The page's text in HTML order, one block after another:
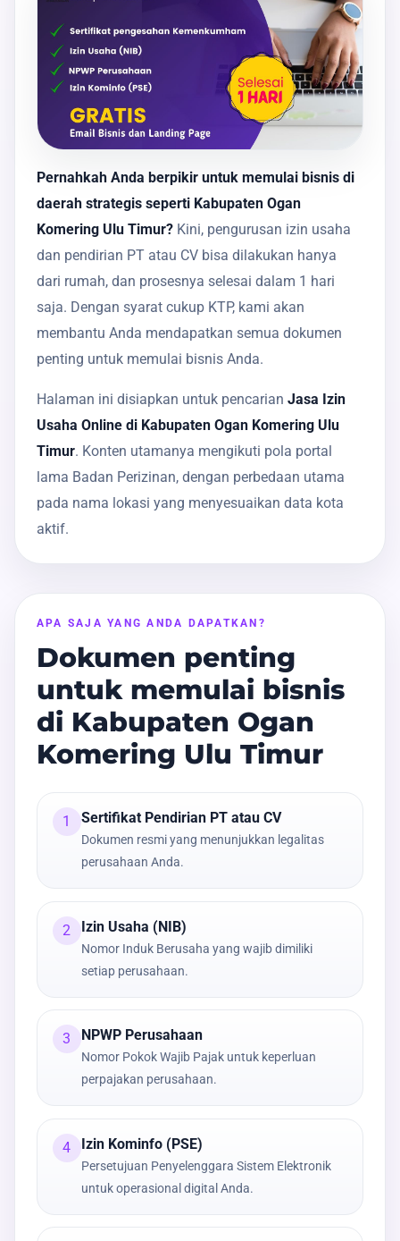
Pernahkah Anda berpikir untuk memulai bisnis di
daerah strategis seperti Kabupaten Ogan
Komering Ulu Timur? Kini, pengurusan izin usaha
dan pendirian PT atau CV bisa dilakukan hanya
dari rumah, dan prosesnya selesai dalam 1 hari
saja. Dengan syarat cukup KTP, kami akan
membantu Anda mendapatkan semua dokumen
penting untuk memulai bisnis Anda.
Halaman ini disiapkan untuk pencarian Jasa Izin
Usaha Online di Kabupaten Ogan Komering Ulu
Timur. Konten utamanya mengikuti pola portal
lama Badan Perizinan, dengan perbedaan utama
pada nama lokasi yang menyesuaikan data kota
aktif.
APA SAJA YANG ANDA DAPATKAN?
Dokumen penting
untuk memulai bisnis
di Kabupaten Ogan
Komering Ulu Timur
1 Sertifikat Pendirian PT atau CV
Dokumen resmi yang menunjukkan legalitas
perusahaan Anda.
2 Izin Usaha (NIB)
Nomor Induk Berusaha yang wajib dimiliki
setiap perusahaan.
3 NPWP Perusahaan
Nomor Pokok Wajib Pajak untuk keperluan
perpajakan perusahaan.
4 Izin Kominfo (PSE)
Persetujuan Penyelenggara Sistem Elektronik
untuk operasional digital Anda.